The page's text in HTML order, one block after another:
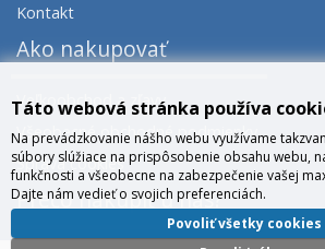
Kontakt
Ako nakupovať
Veľkoobchod a zľavy
Všeobecné obchodné podmienky
Správa cookies
Prečo nakúpiť u nás?
Táto webová stránka používa
Na prevádzkovanie nášho webu využívame
súbory slúžiace na prispôsobenie obsahu webu,
funkčnosti a všeobecne na zabezpečenie vašej
Dajte nám vedieť o svojich preferenciách.
Povoliť všetky cookies